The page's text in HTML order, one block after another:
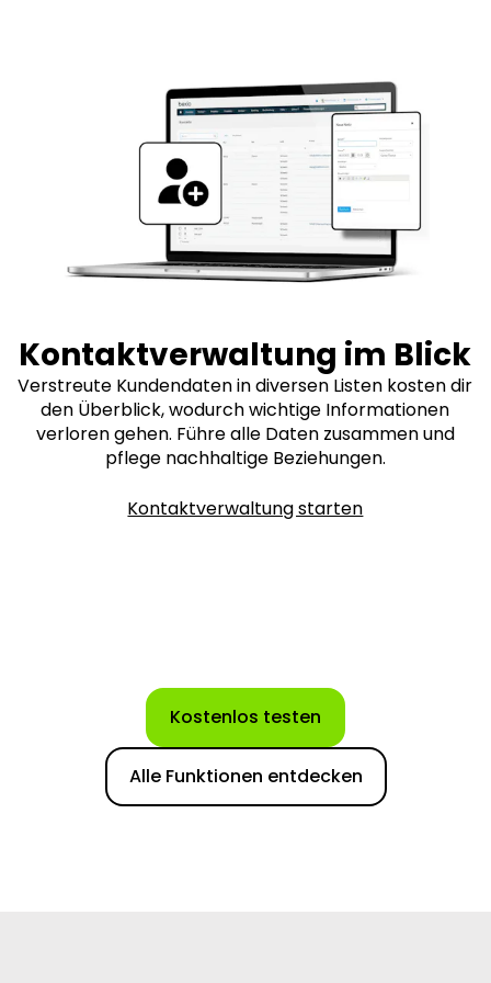
Kontaktverwaltung im Blick
Verstreute Kundendaten in diversen Listen kosten dir
den Überblick, wodurch wichtige Informationen
verloren gehen. Führe alle Daten zusammen und
pflege nachhaltige Beziehungen.
Kontaktverwaltung starten
Kostenlos testen
Alle Funktionen entdecken